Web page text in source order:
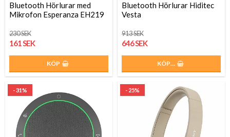
Bluetooth Hörlurar med
Mikrofon Esperanza EH219
230 SEK
161 SEK
KÖP
Bluetooth Hörlurar Hiditec
Vesta
913 SEK
646 SEK
KÖP…
- 31% - 25%